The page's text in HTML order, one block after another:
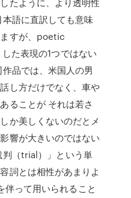
語に直訳しても意味
すが、poetic
た表現の1つではない
品では、米国人の男
し方だけでなく、車や
ることが それは若さ
か美しくないのだとメ
響が大きいのではない
判（trial）」という単
詞とは相性があまりよ
って用いられること